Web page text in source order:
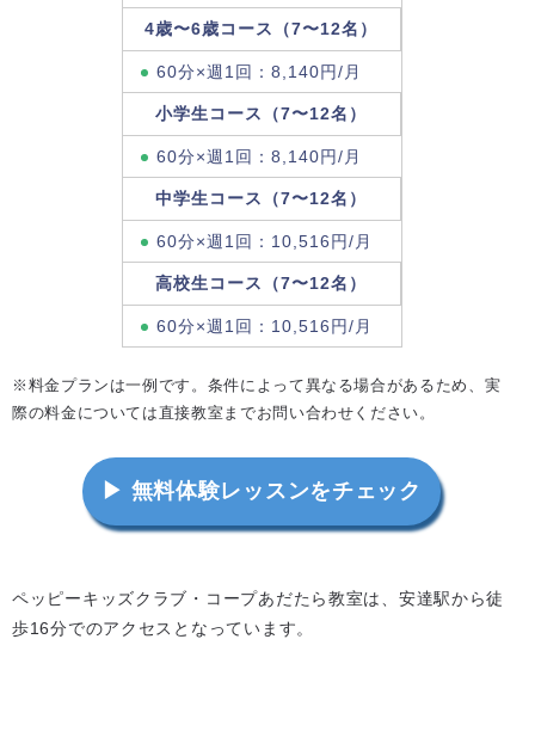
4歳〜6歳コース（7〜12名）
60分×週1回：8,140円/月
小学生コース（7〜12名）
60分×週1回：8,140円/月
中学生コース（7〜12名）
60分×週1回：10,516円/月
高校生コース（7〜12名）
60分×週1回：10,516円/月
※料金プランは一例です。条件によって異なる場合があるため、実
際の料金については直接教室までお問い合わせください。
▶ 無料体験レッスンをチェック
ペッピーキッズクラブ・コープあだたら教室は、安達駅から徒
歩16分でのアクセスとなっています。